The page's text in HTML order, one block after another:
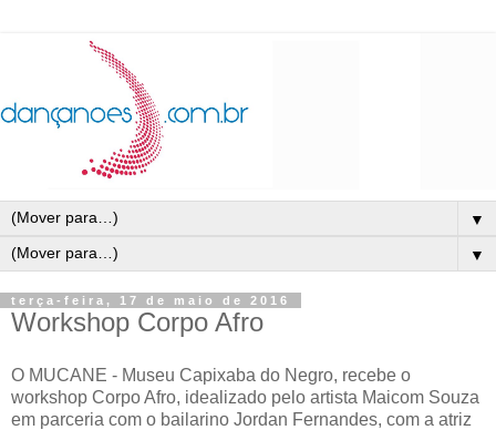
▼
▼
terça-feira, 17 de maio de 2016
Workshop Corpo Afro
O MUCANE - Museu Capixaba do Negro, recebe o
workshop Corpo Afro, idealizado pelo artista Maicom Souza
em parceria com o bailarino Jordan Fernandes, com a atriz